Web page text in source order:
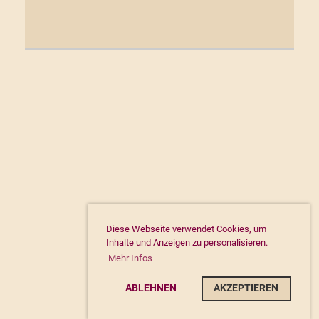
Diese Webseite verwendet Cookies, um
Inhalte und Anzeigen zu personalisieren.
Mehr Infos
ABLEHNEN AKZEPTIEREN